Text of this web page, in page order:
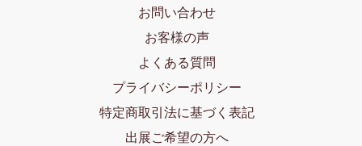
お問い合わせ
お客様の声
よくある質問
プライバシーポリシー
特定商取引法に基づく表記
出展ご希望の方へ